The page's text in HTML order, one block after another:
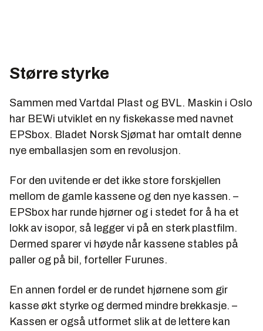
Større styrke
Sammen med Vartdal Plast og BVL. Maskin i Oslo
har BEWi utviklet en ny fiskekasse med navnet
EPSbox. Bladet Norsk Sjømat har omtalt denne
nye emballasjen som en revolusjon.
For den uvitende er det ikke store forskjellen
mellom de gamle kassene og den nye kassen. –
EPSbox har runde hjørner og i stedet for å ha et
lokk av isopor, så legger vi på en sterk plastfilm.
Dermed sparer vi høyde når kassene stables på
paller og på bil, forteller Furunes.
En annen fordel er de rundet hjørnene som gir
kasse økt styrke og dermed mindre brekkasje. –
Kassen er også utformet slik at de lettere kan